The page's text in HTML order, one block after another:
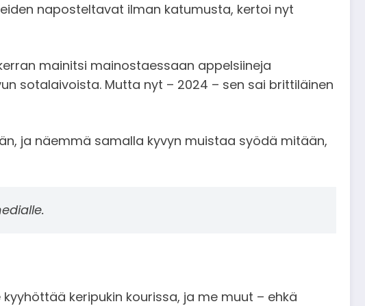
naposteltavat ilman katumusta, kertoi nyt
mainitsi mainostaessaan appelsiineja
sotalaivoista. Mutta nyt – 2024 – sen sai brittiläinen
ja näemmä samalla kyvyn muistaa syödä mitään,
keripukin kourissa, ja me muut – ehkä